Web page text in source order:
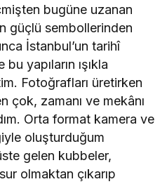
bugüne uzanan
güçlü sembollerinden
İstanbul’un tarihî
yapıların ışıkla
Fotoğrafları üretirken
çok, zamanı ve mekânı
Orta format kamera ve
oluşturduğum
gelen kubbeler,
olmaktan çıkarıp